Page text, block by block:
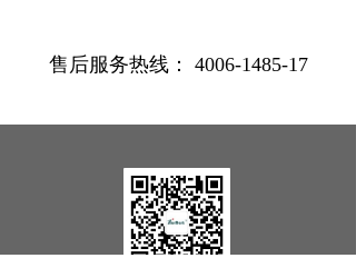
售后服务热线： 4006-1485-17